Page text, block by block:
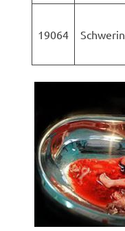
19064 Schwerin